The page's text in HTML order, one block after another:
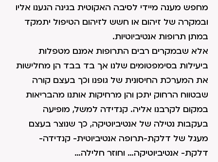
מחפש מענה מיידי לסיבה האקוטית בגינה הגענו אליו
ובמקרה של זיהום או חשש לזיהום הטיפול יתמקד
במתן תרופות אנטיביוטיות.
אלא שבמקרים רבים התרופות אמנם מטפלות
ביעילות בסימפטומים שלנו אך בד בבד הן מחלישות
את המערכת החיסונית של גופנו וכך בעצם קורה
שבטווח הרחוק יתכן והן מרחיקות אותנו מהבריאות
במקום לקרבנו אליה. קנדידה למשל, מופיעה
בעקבות נטילה של אנטיביוטיקה, כך שנוצר בעצם
מעגל של דלקת-תרופה אנטיביוטית- קנדידה-
דלקת- אנטיביוטיקה… וחוזר חלילה…